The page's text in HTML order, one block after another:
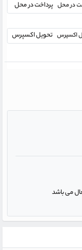
پرداخت در محل
تحویل اکسپرس
می باشد